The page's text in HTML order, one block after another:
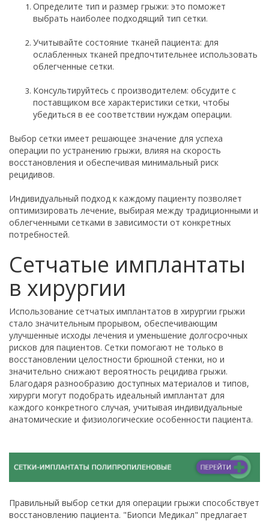
Определите тип и размер грыжи: это поможет
выбрать наиболее подходящий тип сетки.
Учитывайте состояние тканей пациента: для
ослабленных тканей предпочтительнее использовать
облегченные сетки.
Консультируйтесь с производителем: обсудите с
поставщиком все характеристики сетки, чтобы
убедиться в ее соответствии нуждам операции.
Выбор сетки имеет решающее значение для успеха
операции по устранению грыжи, влияя на скорость
восстановления и обеспечивая минимальный риск
рецидивов.
Индивидуальный подход к каждому пациенту позволяет
оптимизировать лечение, выбирая между традиционными и
облегченными сетками в зависимости от конкретных
потребностей.
Сетчатые имплантаты
в хирургии
Использование сетчатых имплантатов в хирургии грыжи
стало значительным прорывом, обеспечивающим
улучшенные исходы лечения и уменьшение долгосрочных
рисков для пациентов. Сетки помогают не только в
восстановлении целостности брюшной стенки, но и
значительно снижают вероятность рецидива грыжи.
Благодаря разнообразию доступных материалов и типов,
хирурги могут подобрать идеальный имплантат для
каждого конкретного случая, учитывая индивидуальные
анатомические и физиологические особенности пациента.
Правильный выбор сетки для операции грыжи способствует
восстановлению пациента. "Биопси Медикал" предлагает